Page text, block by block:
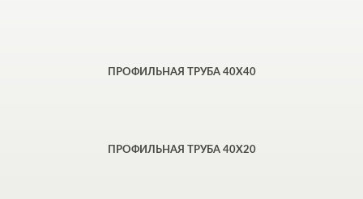
ПРОФИЛЬНАЯ ТРУБА 40Х40
ПРОФИЛЬНАЯ ТРУБА 40Х20